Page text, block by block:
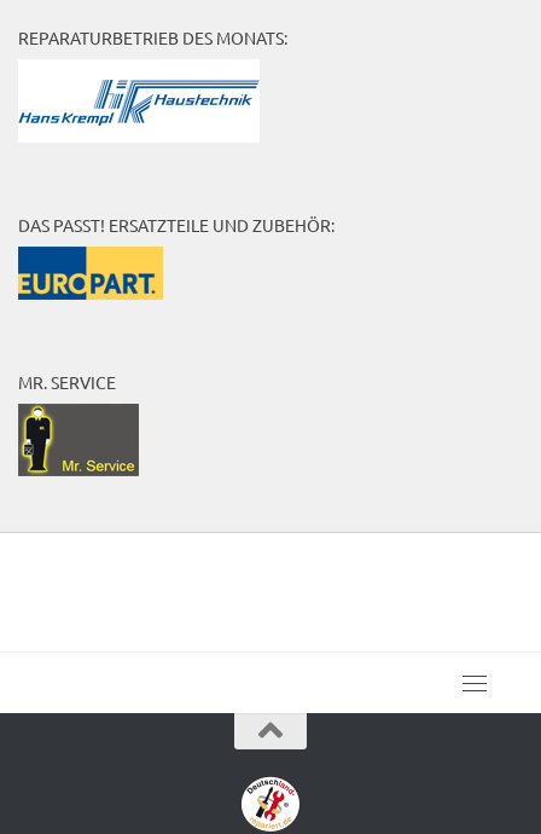
REPARATURBETRIEB DES MONATS:
DAS PASST! ERSATZTEILE UND ZUBEHÖR:
MR. SERVICE